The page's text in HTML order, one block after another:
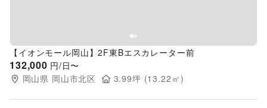
【イオンモール岡山】2F東Bエスカレーター前
132,000 円/日〜
岡山県 岡山市北区 3.99坪 (13.22 ㎡)